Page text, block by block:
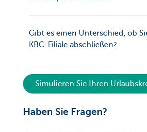
Gibt es einen Unterschied, ob
KBC-Filiale abschließen?
Simulieren Sie Ihren
Haben Sie Fragen?